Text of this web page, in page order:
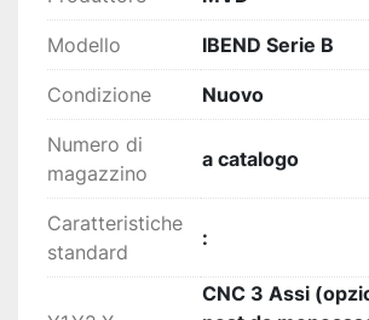
Modello IBEND Serie B
Condizione Nuovo
Numero di
magazzino
a catalogo
Caratteristiche
standard
:
CNC 3 Assi